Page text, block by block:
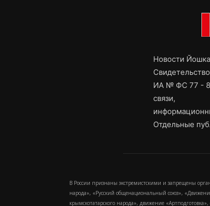
Новости
ИА № ФС 77 -
связи,
Отдельные
В России признаны экстремистскими и запрещены
народа», «Русский общенациональный союз»,
крымскотатарского народа», движение